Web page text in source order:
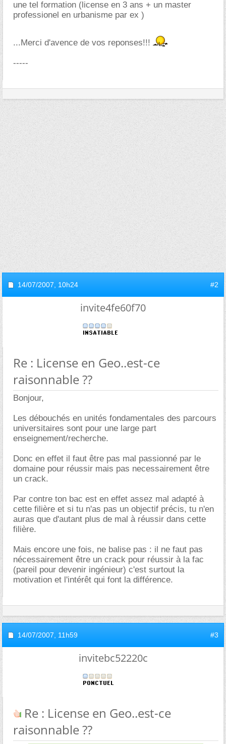
une tel formation (license en 3 ans + un master
professionel en urbanisme par ex )
...Merci d'avence de vos reponses!!!
-----
14/07/2007, 10h24 #2
invite4fe60f70
Re : License en Geo..est-ce
raisonnable ??
Bonjour,
Les débouchés en unités fondamentales des parcours
universitaires sont pour une large part
enseignement/recherche.
Donc en effet il faut être pas mal passionné par le
domaine pour réussir mais pas necessairement être
un crack.
Par contre ton bac est en effet assez mal adapté à
cette filière et si tu n'as pas un objectif précis, tu n'en
auras que d'autant plus de mal à réussir dans cette
filière.
Mais encore une fois, ne balise pas : il ne faut pas
nécessairement être un crack pour réussir à la fac
(pareil pour devenir ingénieur) c'est surtout la
motivation et l'intérêt qui font la différence.
14/07/2007, 11h59 #3
invitebc52220c
Re : License en Geo..est-ce
raisonnable ??